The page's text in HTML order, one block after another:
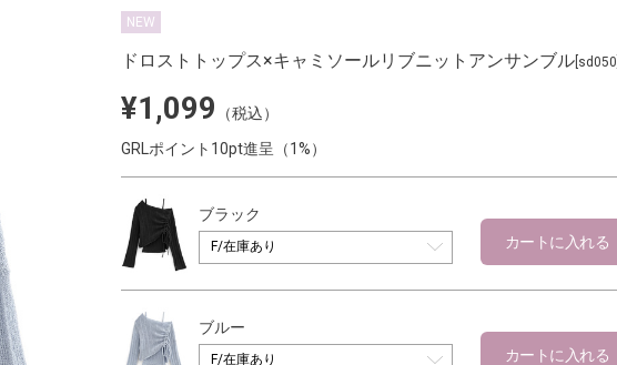
NEW
ドロストトップス×キャミソールリブニットアンサンブル [sd050]
¥1,099
（税込）
GRLポイント10pt進呈（1%）
ブラック
カートに入れる
ブルー
カートに入れる